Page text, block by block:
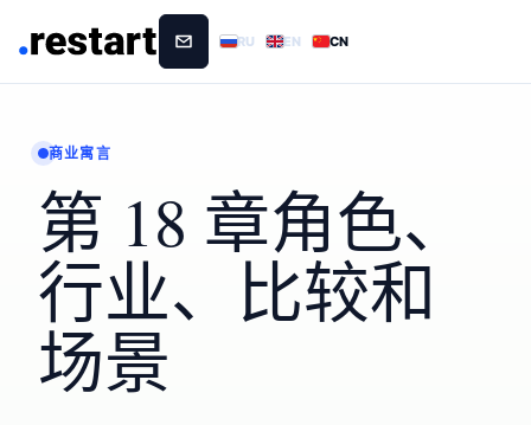
RU EN CN
商业寓言
第 18 章角色、
行业、比较和
场景